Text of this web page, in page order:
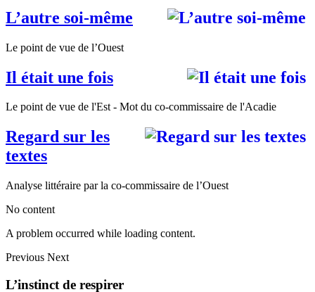
L’autre soi-même
Le point de vue de l’Ouest
Il était une fois
Le point de vue de l'Est - Mot du co-commissaire de l'Acadie
Regard sur les
textes
Analyse littéraire par la co-commissaire de l’Ouest
No content
A problem occurred while loading content.
Previous Next
L’instinct de respirer